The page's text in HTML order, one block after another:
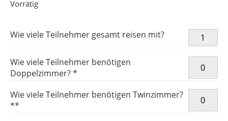
Vorrätig
Wie viele Teilnehmer gesamt reisen mit?
XXXIII.
Paris_9
Wie viele Teilnehmer benötigen
Doppelzimmer? *
Wie viele Teilnehmer benötigen Twinzimmer?
**